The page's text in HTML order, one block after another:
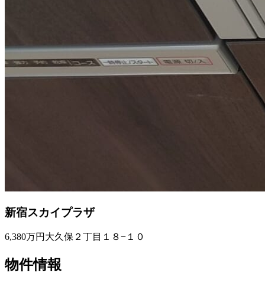
新宿スカイプラザ
6,380万円 大久保２丁目１８−１０
物件情報